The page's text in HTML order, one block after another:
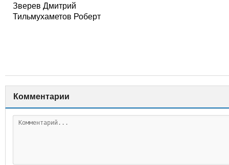
Зверев Дмитрий
Тильмухаметов Роберт
Комментарии